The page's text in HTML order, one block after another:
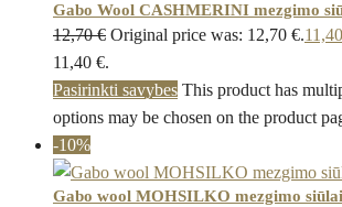
Gabo Wool CASHMERINI mezgimo
12,70€ Original price was: 12,70 €.11,40
11,40 €.
Pasirinkti savybes This product has
options may be chosen on the product
-10%
Gabo wool MOHSILKO mezgimo siūlai